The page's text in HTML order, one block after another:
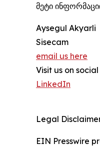
მეტი
Aysegul Akyarli
Sisecam
email us here
Visit us on
LinkedIn
Legal
EIN Presswire